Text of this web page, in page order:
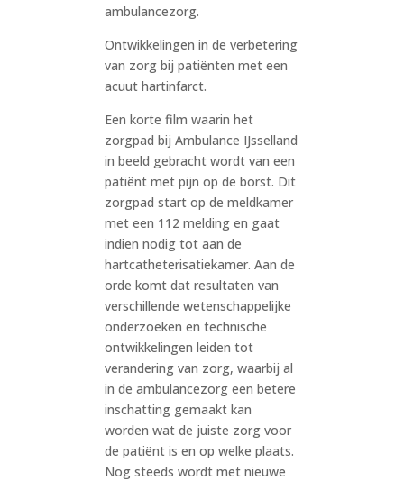
ambulancezorg.
Ontwikkelingen in de verbetering
van zorg bij patiënten met een
acuut hartinfarct.
Een korte film waarin het
zorgpad bij Ambulance IJsselland
in beeld gebracht wordt van een
patiënt met pijn op de borst. Dit
zorgpad start op de meldkamer
met een 112 melding en gaat
indien nodig tot aan de
hartcatheterisatiekamer. Aan de
orde komt dat resultaten van
verschillende wetenschappelijke
onderzoeken en technische
ontwikkelingen leiden tot
verandering van zorg, waarbij al
in de ambulancezorg een betere
inschatting gemaakt kan
worden wat de juiste zorg voor
de patiënt is en op welke plaats.
Nog steeds wordt met nieuwe